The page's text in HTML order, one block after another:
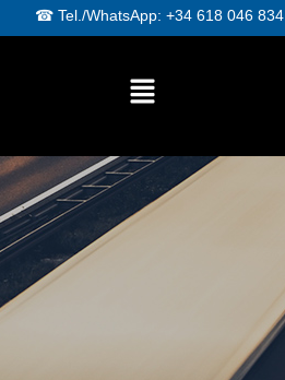
☎Tel./WhatsApp: +34 618 046 834